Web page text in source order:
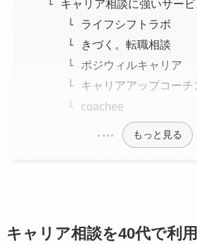
キャリア相談に強いサー
ライフシフトラボ
きづく。転職相談
ポジウィルキャリア
キャリアアップコーチ
coachee
もっと見る
キャリア相談を40代で利